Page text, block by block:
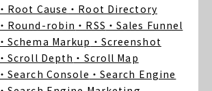
・Root Cause ・Root Directory
・Round-robin ・RSS ・Sales Funnel
・Schema Markup ・Screenshot
・Scroll Depth ・Scroll Map
・Search Console ・Search Engine